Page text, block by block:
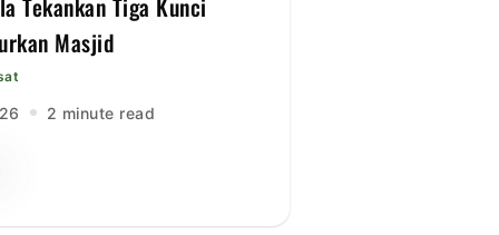
Masjid
2 minute read